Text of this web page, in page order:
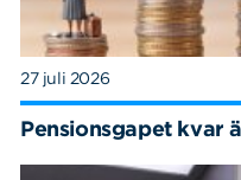
27 juli 2026
Pensionsgapet kvar